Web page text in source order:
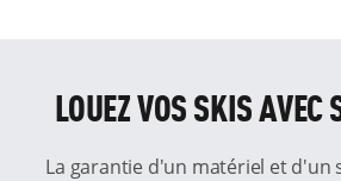
LOUEZ VOS SKIS AVEC
La garantie d'un matériel et d'un